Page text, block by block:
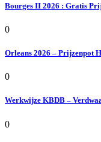
Bourges II 2026 : Gratis
0
Orleans 2026 – Prijzenpot
0
Werkwijze KBDB –
0